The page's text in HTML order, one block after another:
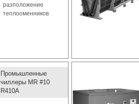
разположение
теплооменников
Промышленные
чиллеры MR #10
R410A